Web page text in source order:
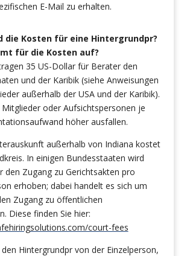
E-Mail zu erhalten.
die Kosten für eine Hintergrundpr?
für die Kosten auf?
35 US-Dollar für Berater den
und der Karibik (siehe Anweisungen
außerhalb der USA und der Karibik).
oder Aufsichtspersonen je
höher ausfallen.
außerhalb von Indiana kostet
In einigen Bundesstaaten wird
den Zugang zu Gerichtsakten pro
erhoben; dabei handelt es sich um
Zugang zu öffentlichen
Diese finden Sie hier:
court-fees
Hintergrundpr von der Einzelperson,